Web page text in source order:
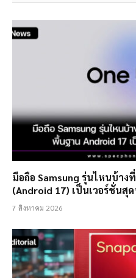
มือถือ Samsung รุ่นไหนบ้าง
(Android 17) เป็นเวอร์ชั่นสุ
7 สิงหาคม 2026